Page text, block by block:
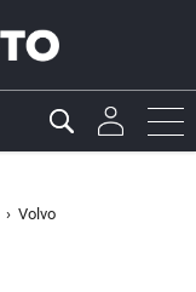
Volvo